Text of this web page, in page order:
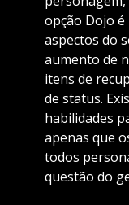
opção Dojo
aspectos do
aumento de
itens de
de status.
habilidades
apenas que
todos
questão do